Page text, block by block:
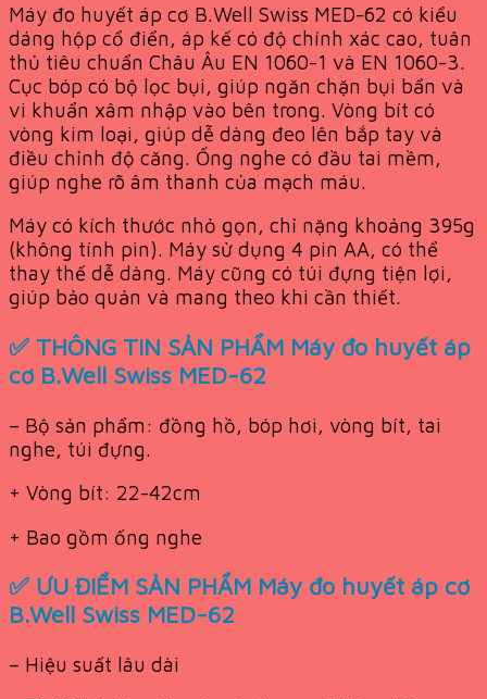
Máy đo huyết áp cơ B.Well Swiss MED-62 có kiểu
dáng hộp cổ điển, áp kế có độ chính xác cao, tuân
thủ tiêu chuẩn Châu Âu EN 1060-1 và EN 1060-3.
Cục bóp có bộ lọc bụi, giúp ngăn chặn bụi bẩn và
vi khuẩn xâm nhập vào bên trong. Vòng bít có
vòng kim loại, giúp dễ dàng đeo lên bắp tay và
điều chỉnh độ căng. Ống nghe có đầu tai mềm,
giúp nghe rõ âm thanh của mạch máu.
Máy có kích thước nhỏ gọn, chỉ nặng khoảng 395g
(không tính pin). Máy sử dụng 4 pin AA, có thể
thay thế dễ dàng. Máy cũng có túi đựng tiện lợi,
giúp bảo quản và mang theo khi cần thiết.
✅ THÔNG TIN SẢN PHẨM Máy đo huyết áp
cơ B.Well Swiss MED-62
– Bộ sản phẩm: đồng hồ, bóp hơi, vòng bít, tai
nghe, túi đựng.
+ Vòng bít: 22-42cm
+ Bao gồm ống nghe
✅ ƯU ĐIỂM SẢN PHẨM Máy đo huyết áp cơ
B.Well Swiss MED-62
– Hiệu suất lâu dài